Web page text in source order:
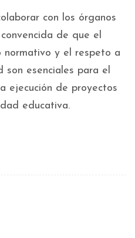
con los órganos
de que el
normativo y el respeto a
son esenciales para el
ejecución de proyectos
educativa.